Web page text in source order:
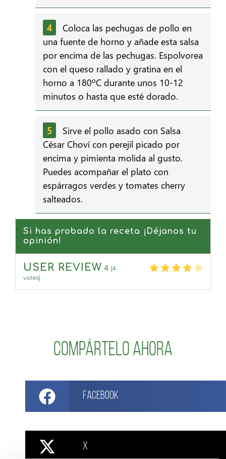
Coloca las pechugas de pollo en
una fuente de horno y añade esta salsa
por encima de las pechugas. Espolvorea
con el queso rallado y gratina en el
horno a 180ºC durante unos 10-12
minutos o hasta que esté dorado.
Sirve el pollo asado con Salsa
César Choví con perejil picado por
encima y pimienta molida al gusto.
Puedes acompañar el plato con
espárragos verdes y tomates cherry
salteados.
Si has probado la receta ¡Déjanos tu
opinión!
USER REVIEW 4 (4
votes)
Compártelo ahora
Facebook
X